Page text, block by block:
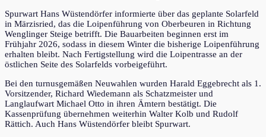
Spurwart Hans Wüstendörfer informierte über das geplante Solarfeld
in Märzisried, das die Loipenführung von Oberbeuren in Richtung
Wenglinger Steige betrifft. Die Bauarbeiten beginnen erst im
Frühjahr 2026, sodass in diesem Winter die bisherige Loipenführung
erhalten bleibt. Nach Fertigstellung wird die Loipentrasse an der
östlichen Seite des Solarfelds vorbeigeführt.
Bei den turnusgemäßen Neuwahlen wurden Harald Eggebrecht als 1.
Vorsitzender, Richard Wiedemann als Schatzmeister und
Langlaufwart Michael Otto in ihren Ämtern bestätigt. Die
Kassenprüfung übernehmen weiterhin Walter Kolb und Rudolf
Rättich. Auch Hans Wüstendörfer bleibt Spurwart.